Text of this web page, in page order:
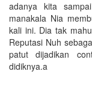
adanya kita
manakala Nia
kali ini. Dia tak
Reputasi Nuh
patut dijadikan
didiknya.a